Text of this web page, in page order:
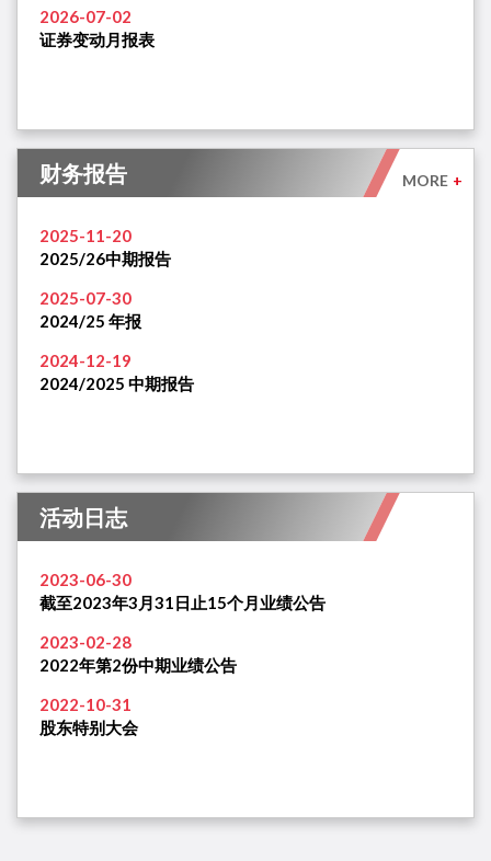
2026-07-02
证券变动月报表
财务报告
2025-11-20
2025/26中期报告
2025-07-30
2024/25 年报
2024-12-19
2024/2025 中期报告
MORE +
活动日志
2023-06-30
截至2023年3月31日止15个月业绩公告
2023-02-28
2022年第2份中期业绩公告
2022-10-31
股东特别大会